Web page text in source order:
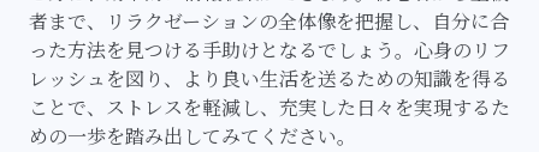
者まで、リラクゼーションの全体像を把握し、自分に合
った方法を見つける手助けとなるでしょう。心身のリフ
レッシュを図り、より良い生活を送るための知識を得る
ことで、ストレスを軽減し、充実した日々を実現するた
めの一歩を踏み出してみてください。